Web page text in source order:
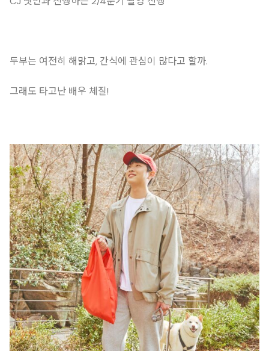
두부는 여전히 해맑고, 간식에 관심이 많다고 할까.
그래도 타고난 배우 체질!